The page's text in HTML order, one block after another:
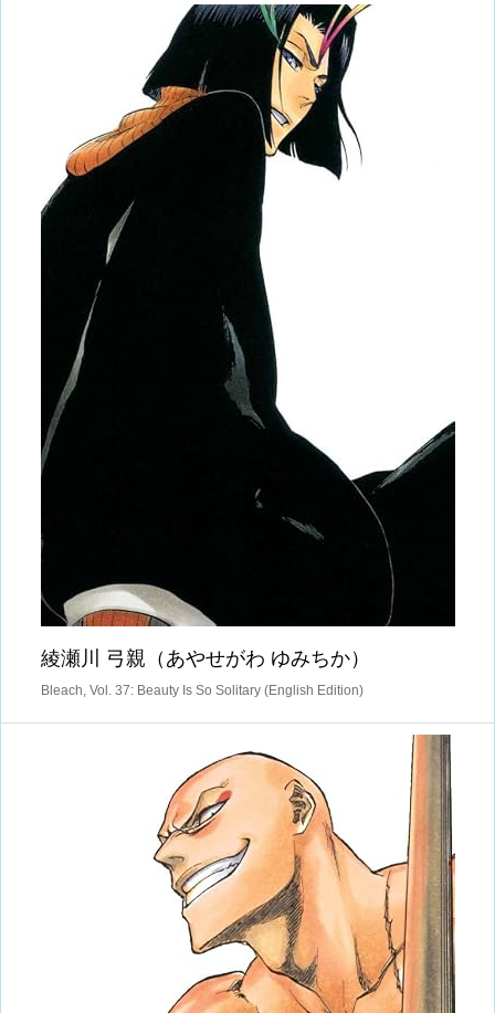
綾瀬川 弓親（あやせがわ ゆみちか）
Bleach, Vol. 37: Beauty Is So Solitary (English Edition)